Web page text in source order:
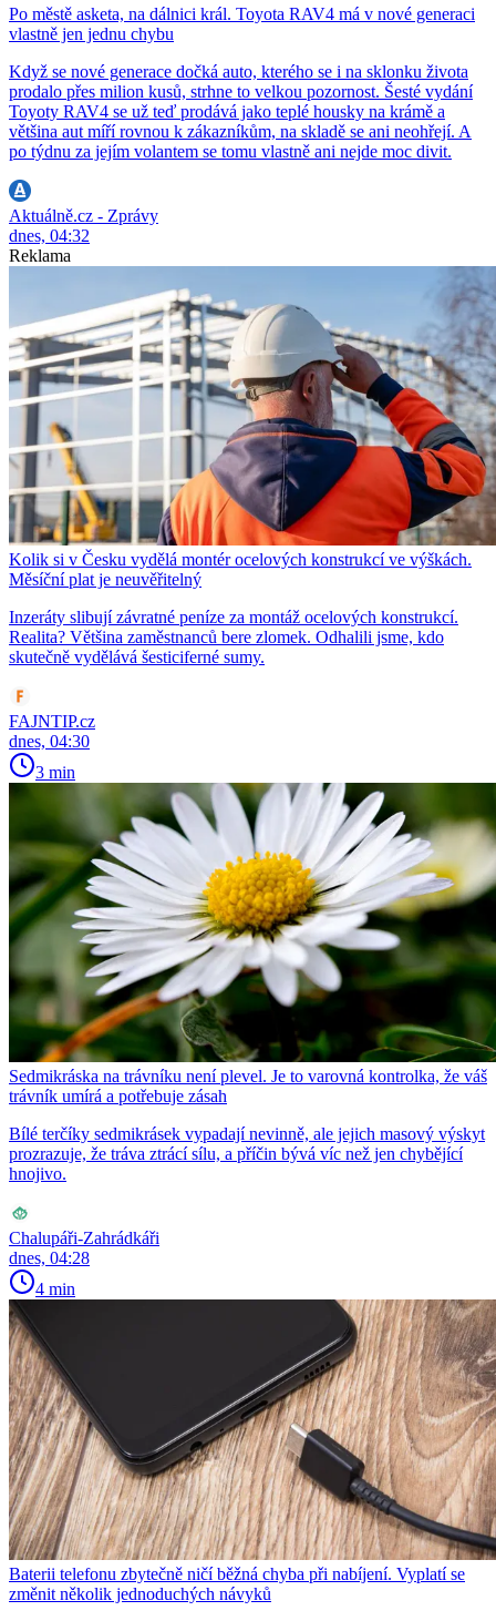
Po městě asketa, na dálnici král. Toyota RAV4 má v nové generaci
vlastně jen jednu chybu
Když se nové generace dočká auto, kterého se i na sklonku života
prodalo přes milion kusů, strhne to velkou pozornost. Šesté vydání
Toyoty RAV4 se už teď prodává jako teplé housky na krámě a
většina aut míří rovnou k zákazníkům, na skladě se ani neohřejí. A
po týdnu za jejím volantem se tomu vlastně ani nejde moc divit.
Aktuálně.cz - Zprávy
dnes, 04:32
Reklama
Kolik si v Česku vydělá montér ocelových konstrukcí ve výškách.
Měsíční plat je neuvěřitelný
Inzeráty slibují závratné peníze za montáž ocelových konstrukcí.
Realita? Většina zaměstnanců bere zlomek. Odhalili jsme, kdo
skutečně vydělává šesticiferné sumy.
FAJNTIP.cz
dnes, 04:30
3 min
Sedmikráska na trávníku není plevel. Je to varovná kontrolka, že váš
trávník umírá a potřebuje zásah
Bílé terčíky sedmikrásek vypadají nevinně, ale jejich masový výskyt
prozrazuje, že tráva ztrácí sílu, a příčin bývá víc než jen chybějící
hnojivo.
Chalupáři-Zahrádkáři
dnes, 04:28
4 min
Baterii telefonu zbytečně ničí běžná chyba při nabíjení. Vyplatí se
změnit několik jednoduchých návyků